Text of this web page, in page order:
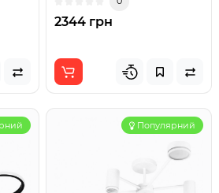
2344 грн
Популярний